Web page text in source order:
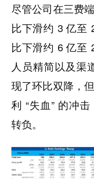
尽管公司在三费
比下滑约 3 亿至
比下滑约 6 亿至
人员精简以及渠
现了环比双降，
利 “失血” 的冲
转负。